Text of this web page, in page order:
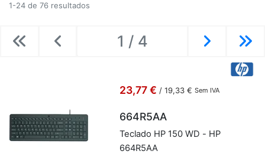
1-24 de 76 resultados
PreviousPrevious 1 / 4 Next
23,77 € / 19,33 € Sem IVA
664R5AA
Te­clado HP 150 WD - HP
664R5AA